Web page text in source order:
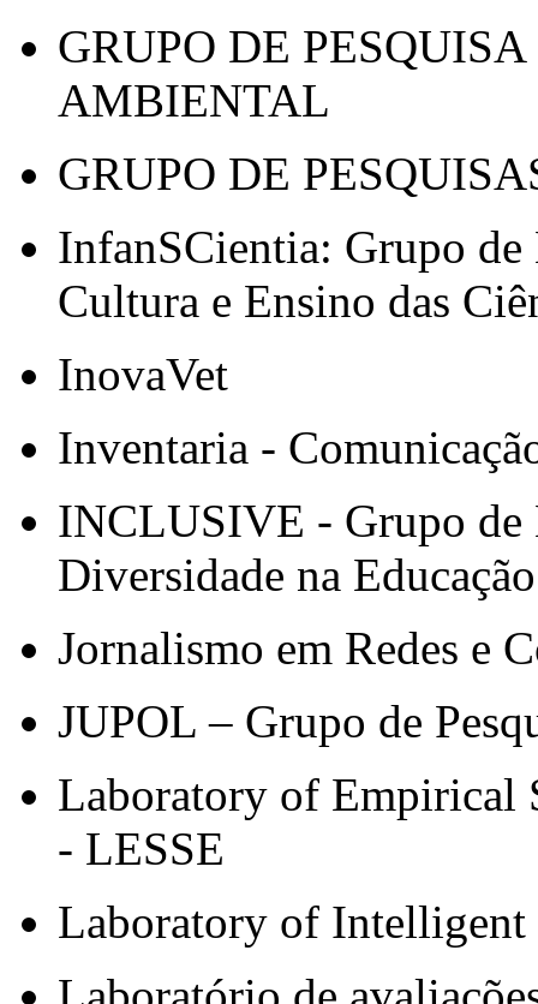
GRUPO DE
AMBIENTAL
GRUPO DE
InfanSCientia: Grupo de
Cultura e Ensino das
InovaVet
Inventaria -
INCLUSIVE - Grupo de
Diversidade na
Jornalismo em Redes e
JUPOL – Grupo de
Laboratory of Empirical
- LESSE
Laboratory of